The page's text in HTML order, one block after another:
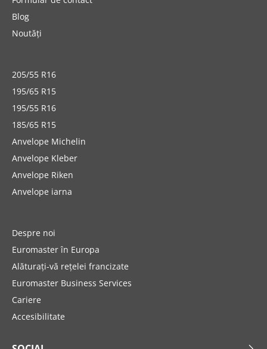
Blog
Noutăți
205/55 R16
195/65 R15
195/55 R16
185/65 R15
Anvelope Michelin
Anvelope Kleber
Anvelope Riken
Anvelope iarna
Despre noi
Euromaster în Europa
Alăturați-vă rețelei francizate
Euromaster Business Services
Cariere
Accesibilitate